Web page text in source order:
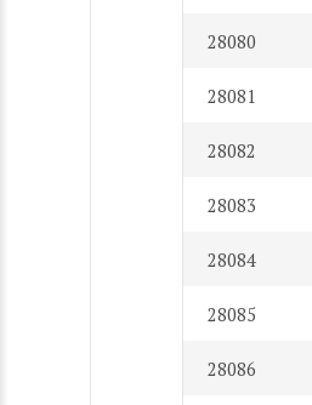
28080
28081
28082
28083
28084
28085
28086